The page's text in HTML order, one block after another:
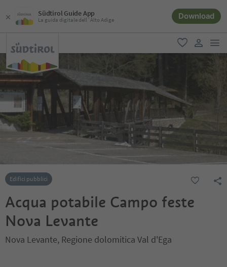
Südtirol Guide App
La guida digitale dell´Alto Adige Download
favoriti
user link
Edifici pubblici
Acqua potabile Campo feste
Nova Levante
Nova Levante, Regione dolomitica Val d'Ega